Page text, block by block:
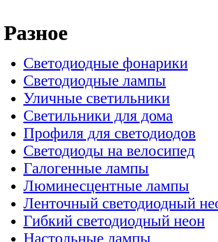
Разное
Светодиодные фонарики
Светодиодные лампы
Уличные светильники
Светильники для дома
Профиля для светодиодов
Светодиоды на велосипед
Галогенные лампы
Люминесцентные лампы
Ленточный светодиодный
Гибкий светодиодный неон
Настольные лампы